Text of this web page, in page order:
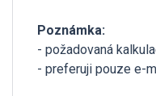
Poznámka:
- požadovaná
- preferuji pouze e-